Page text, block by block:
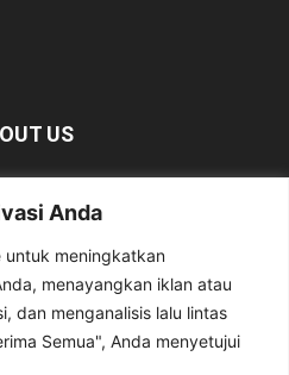
Anda
untuk meningkatkan
menayangkan iklan atau
dan menganalisis lalu lintas
Semua", Anda menyetujui
US
bersumber dari berbagai